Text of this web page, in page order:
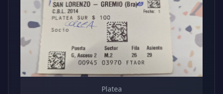
Platea